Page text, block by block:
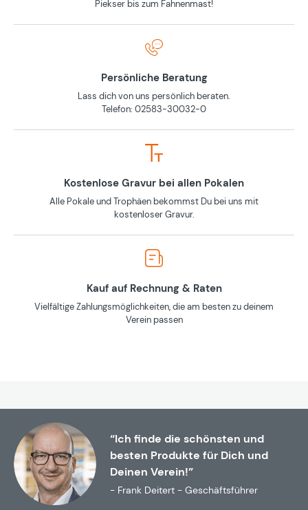
Piekser bis zum Fahnenmast!
Persönliche Beratung
Lass dich von uns persönlich beraten.
Telefon: 02583-30032-0
Kostenlose Gravur bei allen Pokalen
Alle Pokale und Trophäen bekommst Du bei uns mit
kostenloser Gravur.
Kauf auf Rechnung & Raten
Vielfältige Zahlungsmöglichkeiten, die am besten zu deinem
Verein passen
“Ich finde die schönsten und
besten Produkte für Dich und
Deinen Verein!”
- Frank Deitert - Geschäftsführer